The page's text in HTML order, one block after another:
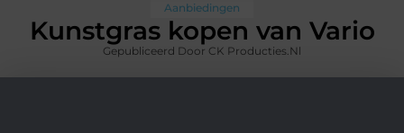
Aanbiedingen
Kunstgras kopen van Vario
Gepubliceerd Door CK Producties.nl